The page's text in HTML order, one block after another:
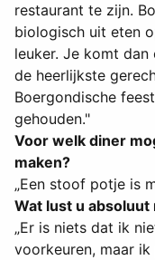
restaurant te zijn.
biologisch uit eten
leuker. Je komt
de heerlijkste
Boergondische
gehouden."
Voor welk diner
maken?
„Een stoof potje is
Wat lust u absoluut
„Er is niets dat ik
voorkeuren, maar